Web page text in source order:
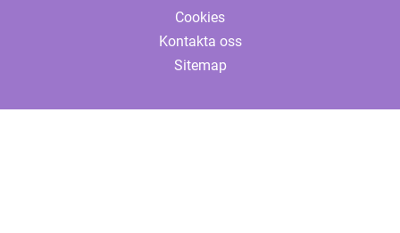
Cookies
Kontakta oss
Sitemap